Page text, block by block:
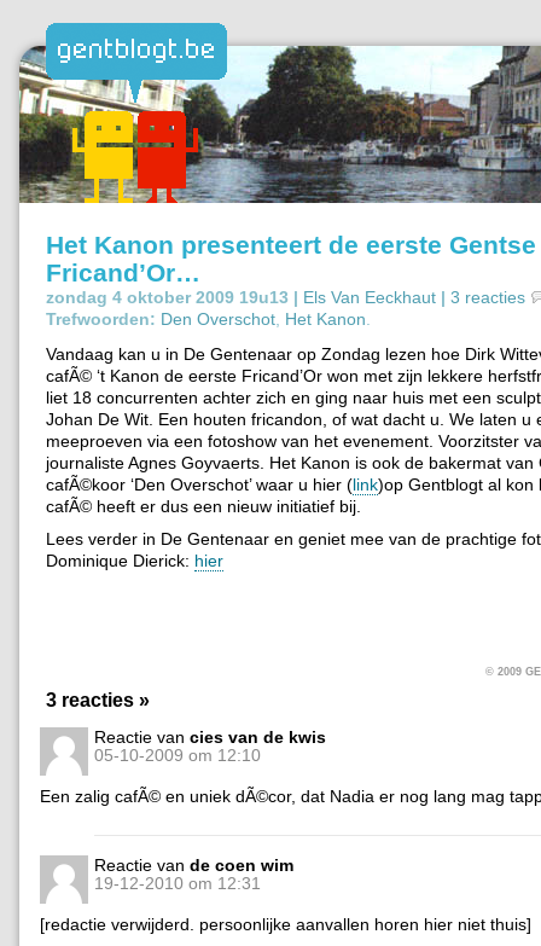
Het Kanon presenteert de eerste Gentse
Fricand’Or…
zondag 4 oktober 2009 19u13 | Els Van Eeckhaut | 3 reacties
Trefwoorden: Den Overschot Het Kanon
Vandaag kan u in De Gentenaar op Zondag lezen hoe Dirk
cafÃ© ‘t Kanon de eerste Fricand’Or won met zijn lekkere
liet 18 concurrenten achter zich en ging naar huis met een
Johan De Wit. Een houten fricandon, of wat dacht u. We laten u
meeproeven via een fotoshow van het evenement. Voorzitster
journaliste Agnes Goyvaerts. Het Kanon is ook de bakermat van
cafÃ©koor ‘Den Overschot’ waar u hier (link)op Gentblogt al kon
cafÃ© heeft er dus een nieuw initiatief bij.
Lees verder in De Gentenaar en geniet mee van de prachtige
Dominique Dierick: hier
© 2009
3 reacties »
Reactie van cies van de kwis
05-10-2009 om 12:10
Een zalig cafÃ© en uniek dÃ©cor, dat Nadia er nog lang mag
Reactie van de coen wim
19-12-2010 om 12:31
[redactie verwijderd. persoonlijke aanvallen horen hier niet thuis]